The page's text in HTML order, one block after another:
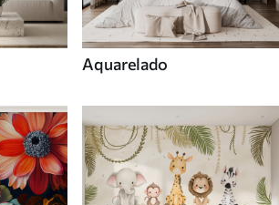
Aquarelado